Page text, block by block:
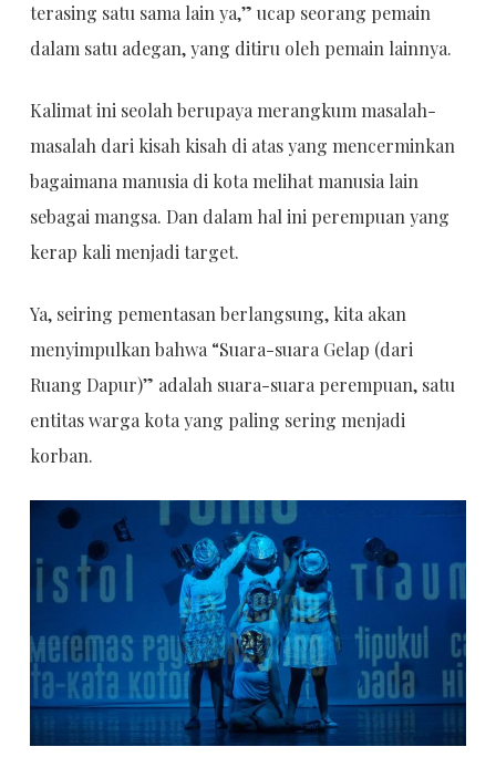
terasing satu sama lain ya,” ucap seorang pemain
dalam satu adegan, yang ditiru oleh pemain lainnya.
Kalimat ini seolah berupaya merangkum masalah-
masalah dari kisah kisah di atas yang mencerminkan
bagaimana manusia di kota melihat manusia lain
sebagai mangsa. Dan dalam hal ini perempuan yang
kerap kali menjadi target.
Ya, seiring pementasan berlangsung, kita akan
menyimpulkan bahwa “Suara-suara Gelap (dari
Ruang Dapur)” adalah suara-suara perempuan, satu
entitas warga kota yang paling sering menjadi
korban.